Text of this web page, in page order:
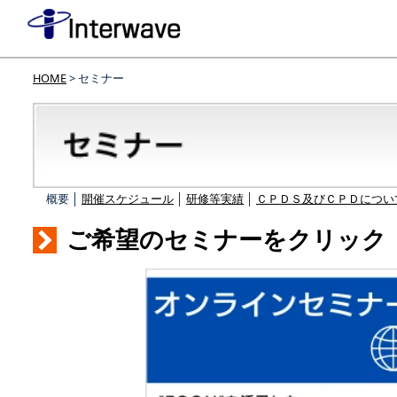
HOME> セミナー
概要 │ 開催スケジュール 研修等実績 ＣＰＤＳ及びＣＰＤにつ
ご希望のセミナーをクリック